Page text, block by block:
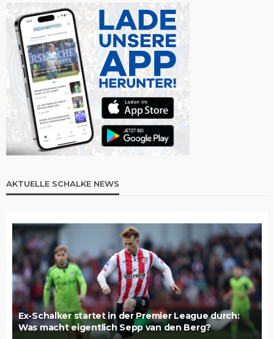
AKTUELLE SCHALKE NEWS
Ex-Schalker startet in der Premier League durch:
Was macht eigentlich Sepp van den Berg?